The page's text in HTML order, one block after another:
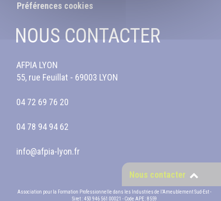
Préférences cookies
NOUS CONTACTER
AFPIA LYON
55, rue Feuillat - 69003 LYON
04 72 69 76 20
04 78 94 94 62
info@afpia-lyon.fr
Association pour la Formation Professionnelle dans les Industries de l’Ameublement Sud-Est -
Siret : 450 946 561 00021 - Code APE : 8559
Nous contacter